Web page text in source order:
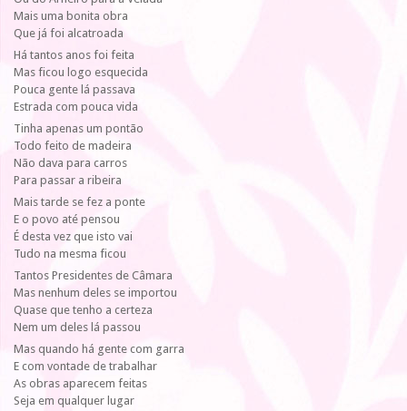
Mais uma bonita obra
Que já foi alcatroada
Há tantos anos foi feita
Mas ficou logo esquecida
Pouca gente lá passava
Estrada com pouca vida
Tinha apenas um pontão
Todo feito de madeira
Não dava para carros
Para passar a ribeira
Mais tarde se fez a ponte
E o povo até pensou
É desta vez que isto vai
Tudo na mesma ficou
Tantos Presidentes de Câmara
Mas nenhum deles se importou
Quase que tenho a certeza
Nem um deles lá passou
Mas quando há gente com garra
E com vontade de trabalhar
As obras aparecem feitas
Seja em qualquer lugar